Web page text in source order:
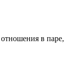
в паре,